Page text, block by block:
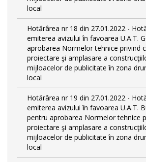
local
Hotărârea nr 18 din 27.01.2022 -
emiterea avizului în favoarea U.A.T.
aprobarea Normelor tehnice privind
proiectare şi amplasare a
mijloacelor de publicitate în zona
local
Hotărârea nr 19 din 27.01.2022 -
emiterea avizului în favoarea U.A.T.
pentru aprobarea Normelor tehnice
proiectare şi amplasare a
mijloacelor de publicitate în zona
local